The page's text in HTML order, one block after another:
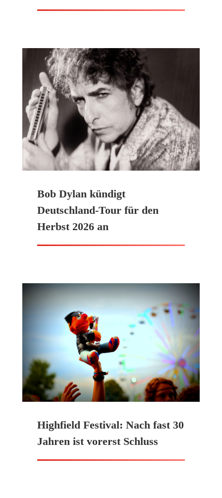
Bob Dylan kündigt
Deutschland-Tour für den
Herbst 2026 an
Highfield Festival: Nach fast 30
Jahren ist vorerst Schluss